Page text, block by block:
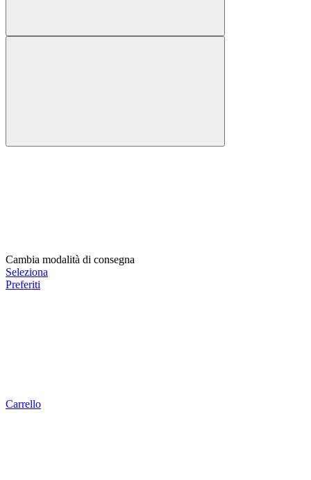
Cambia modalità di consegna
Seleziona
Preferiti
Carrello